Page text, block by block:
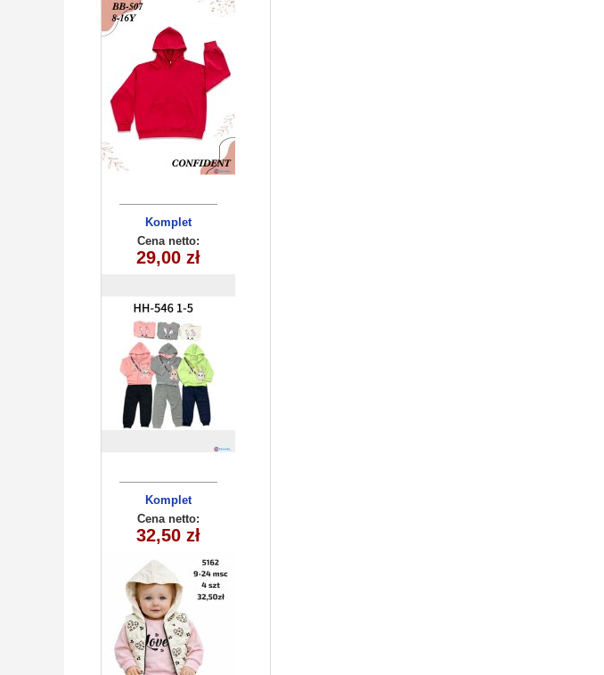
Komplet
dziecięcy
HH-546(1-5)
10szt
Cena netto:
29,00 zł
Komplet
niemowlęcy
5162 (9-24)
4szt
Cena netto:
32,50 zł